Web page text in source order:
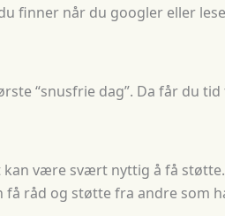
finner når du googler eller
“snusfrie dag”. Da får du
være svært nyttig å få
råd og støtte fra andre som